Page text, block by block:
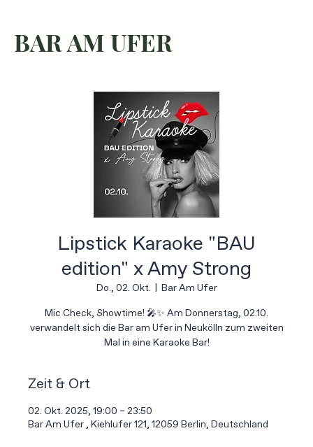
BAR AM UFER
Lipstick Karaoke "BAU
edition" x Amy Strong
Do., 02. Okt.
Bar Am Ufer
Mic Check, Showtime! 🎤✨ Am Donnerstag, 02.10.
verwandelt sich die Bar am Ufer in Neukölln zum zweiten
Mal in eine Karaoke Bar!
Zeit & Ort
02. Okt. 2025, 19:00 – 23:50
Bar Am Ufer , Kiehlufer 121, 12059 Berlin, Deutschland